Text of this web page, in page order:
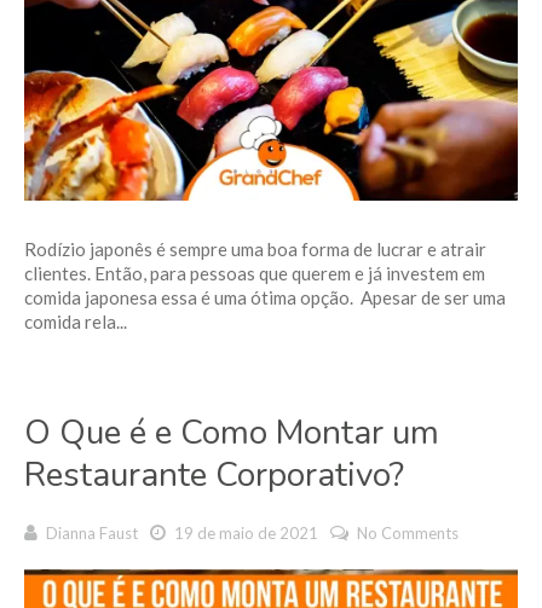
Rodízio japonês é sempre uma boa forma de lucrar e atrair
clientes. Então, para pessoas que querem e já investem em
comida japonesa essa é uma ótima opção. Apesar de ser uma
comida rela...
O Que é e Como Montar um
Restaurante Corporativo?
Dianna Faust 19 de maio de 2021 No Comments